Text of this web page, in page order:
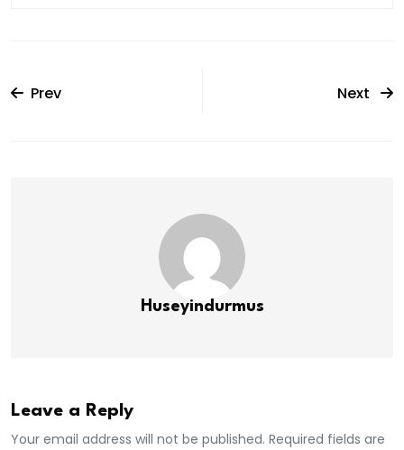
Prev Next
Huseyindurmus
Leave a Reply
Your email address will not be published. Required fields are